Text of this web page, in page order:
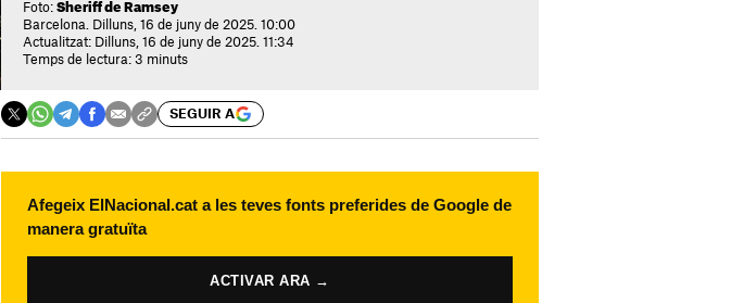
Foto: Sheriff de Ramsey
Barcelona. Dilluns, 16 de juny de 2025. 10:00
Actualitzat: Dilluns, 16 de juny de 2025. 11:34
Temps de lectura: 3 minuts
SEGUIR A
Afegeix ElNacional.cat a les teves fonts preferides de Google de
manera gratuïta
ACTIVAR ARA →